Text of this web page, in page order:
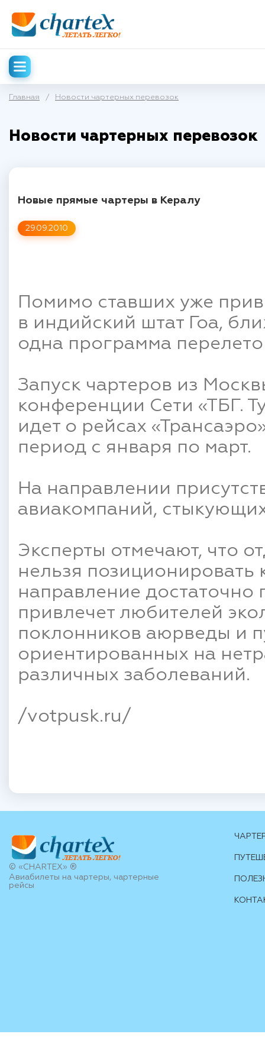
Главная / Новости чартерных перевозок
Новости чартерных перевозок
29.09.2010
Новые прямые чартеры в Кералу
Помимо ставших уже
в индийский штат Гоа,
одна программа
Запуск чартеров из
конференции Сети «ТБГ.
идет о рейсах
период с января по март.
На направлении
авиакомпаний,
Эксперты отмечают, что
нельзя
направление достаточно
привлечет любителей
поклонников аюрведы и
ориентированных на
различных заболеваний.
/votpusk.ru/
© «CHARTEX» ®
Авиабилеты на чартеры, чартерные
рейсы